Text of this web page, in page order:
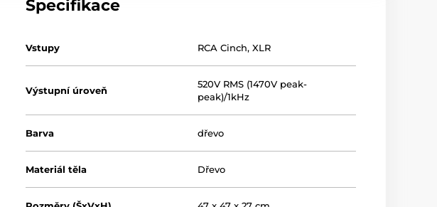
Specifikace
Vstupy RCA Cinch,XLR
Výstupní úroveň
520V RMS (1470V peak-
peak)/1kHz
Barva dřevo
Materiál těla Dřevo